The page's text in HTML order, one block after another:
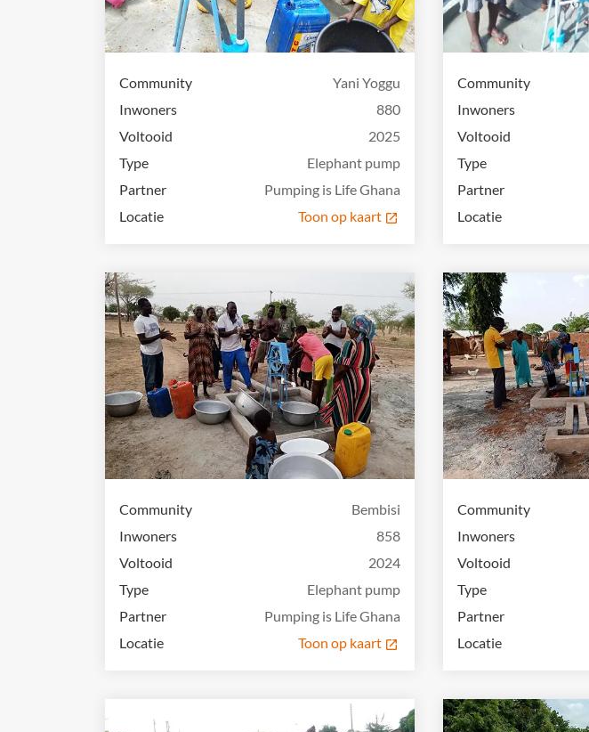
Community
Yani Yoggu
Inwoners
880
Voltooid
2025
Type
Elephant pump
Partner
Pumping is Life Ghana
Locatie
Toon op kaart
Community
Inwoners
Voltooid
Type
Partner
Locatie
Community
Bembisi
Inwoners
858
Voltooid
2024
Type
Elephant pump
Partner
Pumping is Life Ghana
Locatie
Toon op kaart
Community
Inwoners
Voltooid
Type
Partner
Locatie